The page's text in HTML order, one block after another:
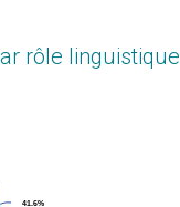
rôle linguistique
41.6%
41.6%